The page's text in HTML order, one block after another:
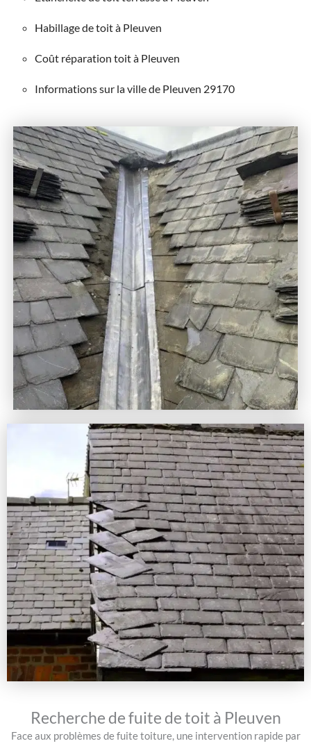
Habillage de toit à Pleuven
Coût réparation toit à Pleuven
Informations sur la ville de Pleuven 29170
Recherche de fuite de toit à Pleuven
Face aux problèmes de fuite toiture, une intervention rapide par